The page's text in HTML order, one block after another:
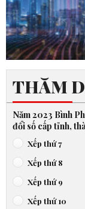
THĂM
Năm 2023 Bình
đổi số cấp tỉnh,
Xếp thứ 7
Xếp thứ 8
Xếp thứ 9
Xếp thứ 10